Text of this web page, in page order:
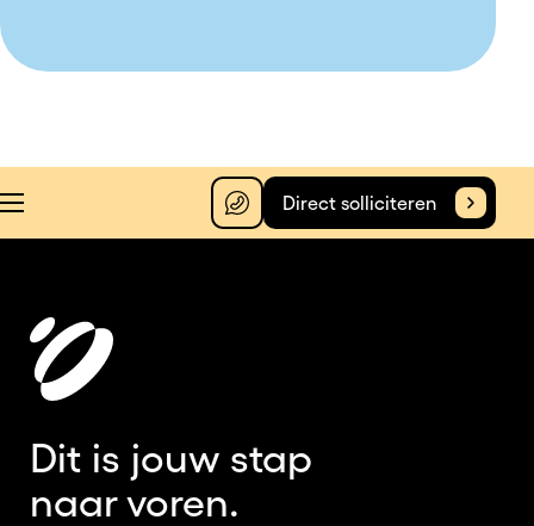
Direct solliciteren
Dit is jouw stap
naar voren.